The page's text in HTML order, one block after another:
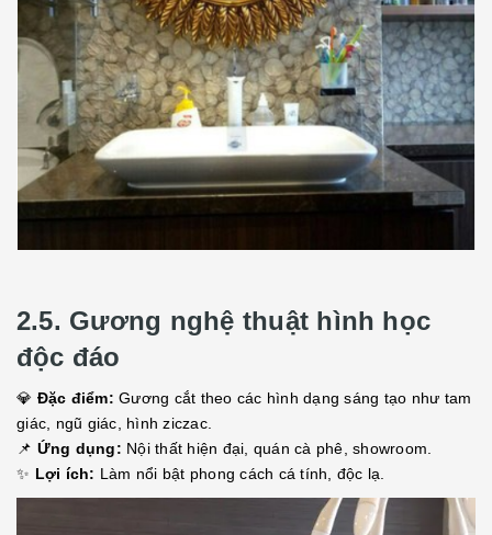
2.5. Gương nghệ thuật hình học
độc đáo
💎 Đặc điểm: Gương cắt theo các hình dạng sáng tạo như tam
giác, ngũ giác, hình ziczac.
📌 Ứng dụng: Nội thất hiện đại, quán cà phê, showroom.
✨ Lợi ích: Làm nổi bật phong cách cá tính, độc lạ.